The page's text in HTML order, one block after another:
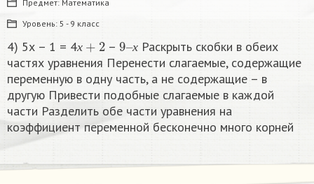
Предмет: Математика
Уровень: 5 - 9 класс
4) 5х – 1 = 4х – х
9
х
Раскрыть скобки в обеих
частях уравнения Перенести слагаемые, содержащие
переменную в одну часть, а не содержащие – в
другую Привести подобные слагаемые в каждой
части Разделить обе части уравнения на
коэффициент переменной бесконечно много корней​